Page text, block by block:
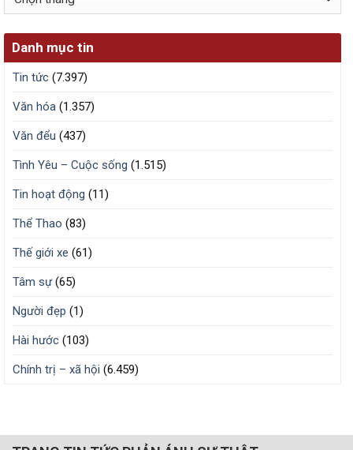
Danh mục tin
Tin tức (7.397)
Văn hóa (1.357)
Văn đểu (437)
Tình Yêu – Cuộc sống (1.515)
Tin hoạt động (11)
Thể Thao (83)
Thế giới xe (61)
Tâm sự(65)
Người đẹp (1)
Hài hước (103)
Chính trị – xã hội (6.459)